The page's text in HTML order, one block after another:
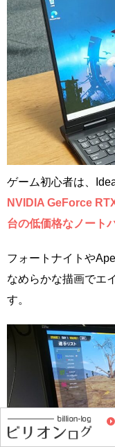
ゲーム初心者は、
NVIDIA GeForce
台の低価格なノート
フォートナイトや
なめらかな描画でエ
す。